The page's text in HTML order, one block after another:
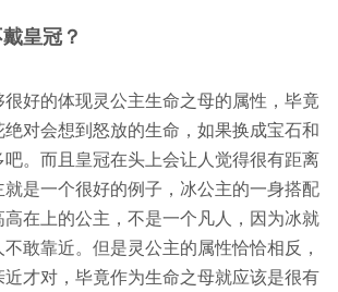
皇冠？
好的体现灵公主生命之母的属性，毕竟
对会想到怒放的生命，如果换成宝石和
。而且皇冠在头上会让人觉得很有距离
是一个很好的例子，冰公主的一身搭配
在上的公主，不是一个凡人，因为冰就
敢靠近。但是灵公主的属性恰恰相反，
才对，毕竟作为生命之母就应该是很有